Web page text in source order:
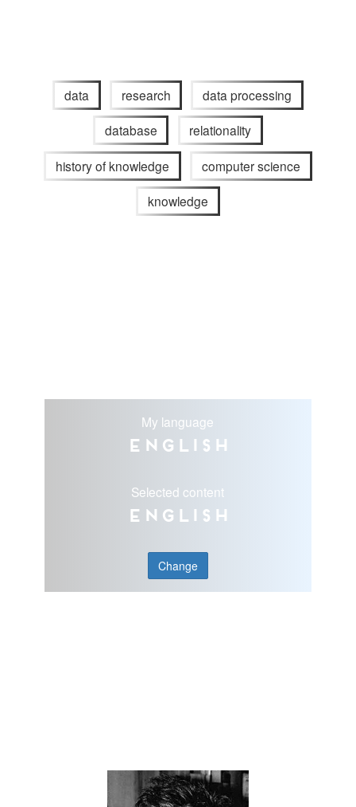
data research data processing
database relationality
history of knowledge computer science
knowledge
My language
English
Selected content
English
Change